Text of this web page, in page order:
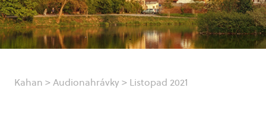
Kahan >Audionahrávky> Listopad 2021